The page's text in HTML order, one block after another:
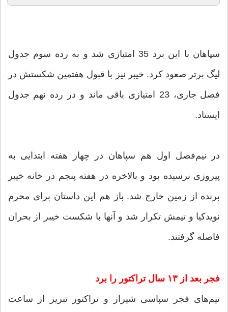
سپاهان با این برد 35 امتیازی شد و به رده سوم جدول
لیگ برتر صعود کرد. خیبر نیز با قبول هفتمین شکستش در
فصل جاری، 23 امتیازی باقی ماند و در رده نهم جدول
ایستاد.
در نیم‌فصل اول هم سپاهان در چهار هفته ابتدایی به
پیروزی نرسیده بود و بالاخره در هفته پنجم در خانه خیبر
برنده از زمین خارج شد. باز هم این داستان برای محرم
نویدکیا و تیمش تکرار شد و آنها با شکست خیبر از بحران
فاصله گرفتند.
فجر بعد از ۱۳ سال تراکتور را برد
تیم‌های فجر سپاسی شیراز و تراکتور تبریز از ساعت